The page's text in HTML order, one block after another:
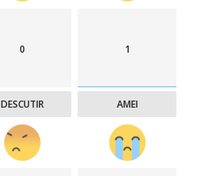
0
DESCUTIR
1
AMEI